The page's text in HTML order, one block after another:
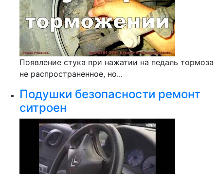
Появление стука при нажатии на педаль тормоза
не распространенное, но...
Подушки безопасности ремонт
ситроен